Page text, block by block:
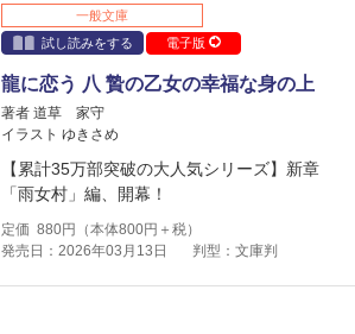
一般文庫
試し読みをする
電子版
龍に恋う 八 贄の乙女の幸福な身の上
著者 道草 家守
イラスト ゆきさめ
【累計35万部突破の大人気シリーズ】新章
「雨女村」編、開幕！
定価 880円（本体800円＋税）
発売日：2026年03月13日
判型：文庫判